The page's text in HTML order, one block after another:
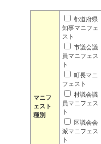
マニフ
ェスト
種別
都道府県
知事マニフェ
スト
市議会議
員マニフェス
ト
町長マニ
フェスト
村議会議
員マニフェス
ト
区議会会
派マニフェス
ト